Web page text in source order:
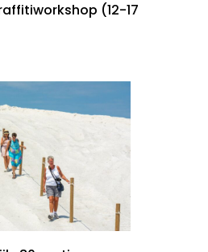
(12-17